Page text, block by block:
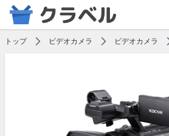
トップ ビデオカメラ ビデオカメラ